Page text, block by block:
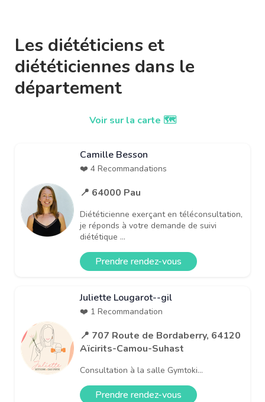
Les diététiciens et
diététiciennes dans le
département
Voir sur la carte 🗺️
Camille Besson
❤️ 4 Recommandations
📍 64000 Pau
Diététicienne exerçant en téléconsultation,
je réponds à votre demande de suivi
diététique ...
Prendre rendez-vous
Juliette Lougarot--gil
❤️ 1 Recommandation
📍 707 Route de Bordaberry, 64120
Aïcirits-Camou-Suhast
Consultation à la salle Gymtoki...
Prendre rendez-vous